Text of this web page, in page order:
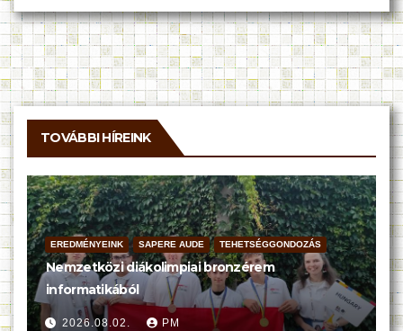
TOVÁBBI HÍREINK
EREDMÉNYEINK SAPERE AUDE TEHETSÉGGONDOZÁS
Nemzetközi diákolimpiai bronzérem
informatikából
2026.08.02. PM